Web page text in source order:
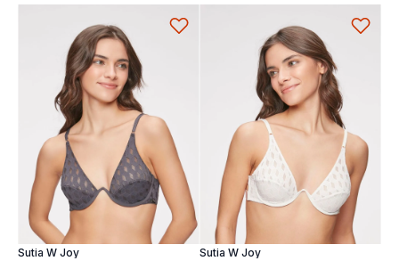
Sutia W Joy Sutia W Joy